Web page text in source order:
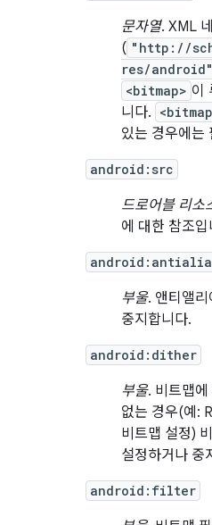
문자열. XML
( "http://
res/android"
<bitmap> 이
니다.
있는 경우에는
android:src
드로어블 리소
에 대한 참조입
부울. 앤티앨
중지합니다.
android:dither
부울. 비트맵에
없는 경우(예:
비트맵 설정)
설정하거나 중
android:filter